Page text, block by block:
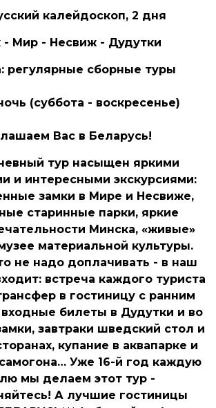
калейдоскоп, 2 дня
- Мир - Несвиж - Дудутки
регулярные сборные туры
(суббота - воскресенье)
Вас в Беларусь!
тур насыщен яркими
и интересными экскурсиями:
замки в Мире и Несвиже,
старинные парки, яркие
Минска, «живые»
материальной культуры.
не надо доплачивать - в наш
встреча каждого туриста
в гостиницу с ранним
билеты в Дудутки и во
завтраки шведский стол и
купание в аквапарке и
Уже 16-й год каждую
мы делаем этот тур -
А лучшие гостиницы